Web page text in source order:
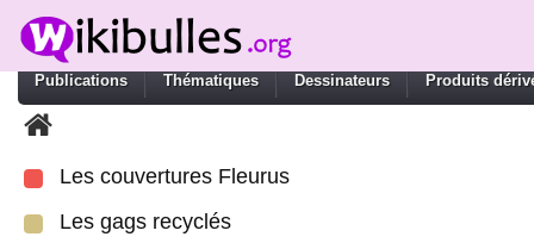
Publications Thématiques Dessinateurs Produits
Les couvertures Fleurus
Les gags recyclés